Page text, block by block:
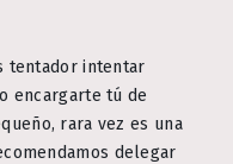
tentador intentar
encargarte tú de
rara vez es una
delegar